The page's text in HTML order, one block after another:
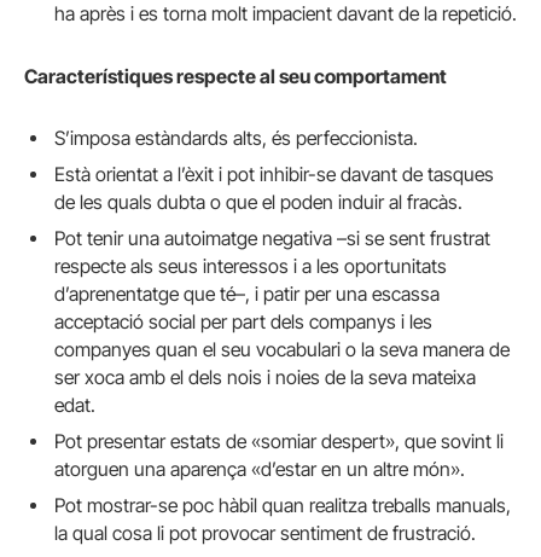
ha après i es torna molt impacient davant de la repetició.
Característiques respecte al seu comportament
S’imposa estàndards alts, és perfeccionista.
Està orientat a l’èxit i pot inhibir-se davant de tasques
de les quals dubta o que el poden induir al fracàs.
Pot tenir una autoimatge negativa –si se sent frustrat
respecte als seus interessos i a les oportunitats
d’aprenentatge que té–, i patir per una escassa
acceptació social per part dels companys i les
companyes quan el seu vocabulari o la seva manera de
ser xoca amb el dels nois i noies de la seva mateixa
edat.
Pot presentar estats de «somiar despert», que sovint li
atorguen una aparença «d’estar en un altre món».
Pot mostrar-se poc hàbil quan realitza treballs manuals,
la qual cosa li pot provocar sentiment de frustració.